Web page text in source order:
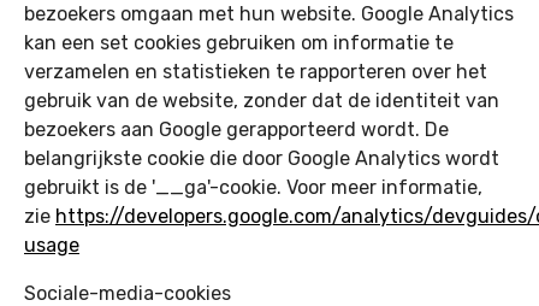
bezoekers omgaan met hun website. Google Analytics
kan een set cookies gebruiken om informatie te
verzamelen en statistieken te rapporteren over het
gebruik van de website, zonder dat de identiteit van
bezoekers aan Google gerapporteerd wordt. De
belangrijkste cookie die door Google Analytics wordt
gebruikt is de '__ga'-cookie. Voor meer informatie,
zie https://developers.google.com/analytics/
usage
Sociale-media-cookies